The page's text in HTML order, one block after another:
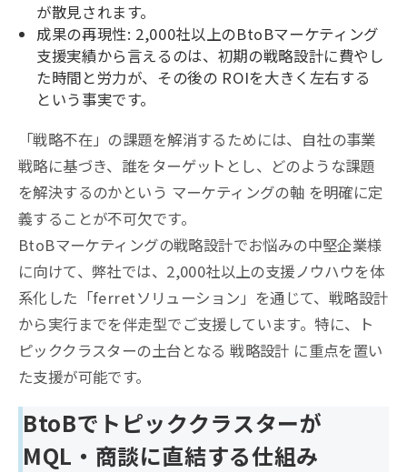
が散見されます。
成果の再現性: 2,000社以上のBtoBマーケティング
支援実績から言えるのは、初期の戦略設計に費やし
た時間と労力が、その後の ROIを大きく左右する
という事実です。
「戦略不在」の課題を解消するためには、自社の事業
戦略に基づき、誰をターゲットとし、どのような課題
を解決するのかという マーケティングの軸 を明確に定
義することが不可欠です。
BtoBマーケティングの戦略設計でお悩みの中堅企業様
に向けて、弊社では、2,000社以上の支援ノウハウを体
系化した「ferretソリューション」を通じて、戦略設計
から実行までを伴走型でご支援しています。特に、ト
ピッククラスターの土台となる 戦略設計 に重点を置い
た支援が可能です。
BtoBでトピッククラスターが
MQL・商談に直結する仕組み